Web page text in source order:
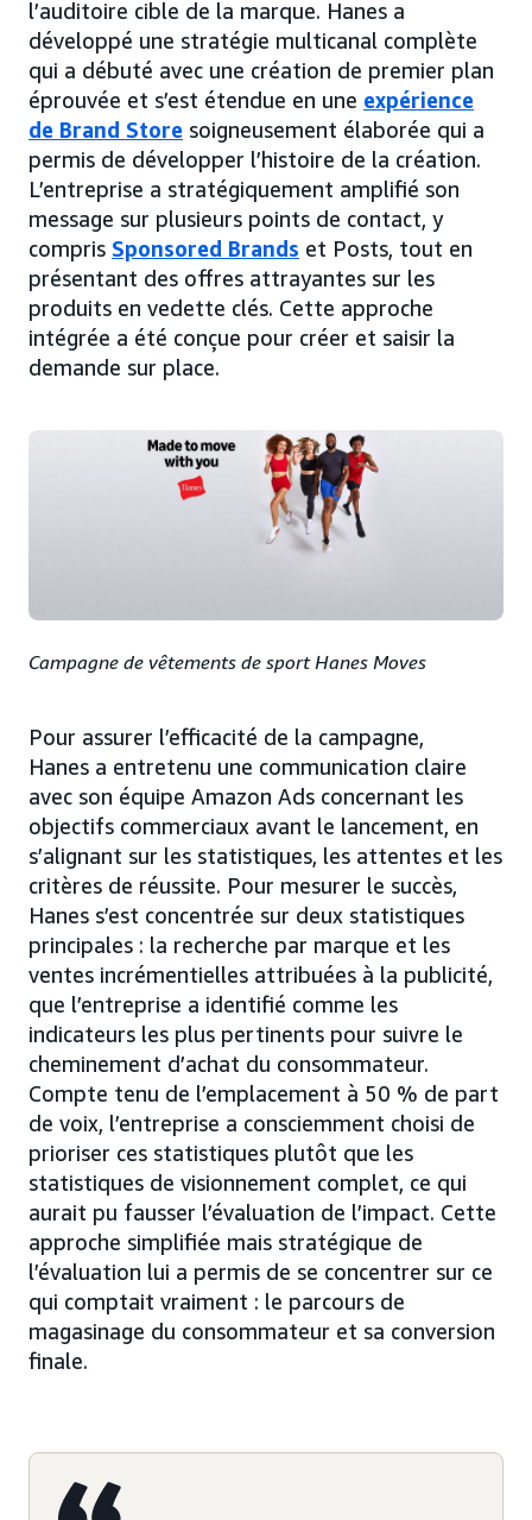
l’auditoire cible de la marque. Hanes a
développé une stratégie multicanal complète
qui a débuté avec une création de premier plan
éprouvée et s’est étendue en une expérience
de Brand Store soigneusement élaborée qui a
permis de développer l’histoire de la création.
L’entreprise a stratégiquement amplifié son
message sur plusieurs points de contact, y
compris Sponsored Brands et Posts, tout en
présentant des offres attrayantes sur les
produits en vedette clés. Cette approche
intégrée a été conçue pour créer et saisir la
demande sur place.
Campagne de vêtements de sport Hanes Moves
Pour assurer l’efficacité de la campagne,
Hanes a entretenu une communication claire
avec son équipe Amazon Ads concernant les
objectifs commerciaux avant le lancement, en
s’alignant sur les statistiques, les attentes et les
critères de réussite. Pour mesurer le succès,
Hanes s’est concentrée sur deux statistiques
principales : la recherche par marque et les
ventes incrémentielles attribuées à la publicité,
que l’entreprise a identifié comme les
indicateurs les plus pertinents pour suivre le
cheminement d’achat du consommateur.
Compte tenu de l’emplacement à 50 % de part
de voix, l’entreprise a consciemment choisi de
prioriser ces statistiques plutôt que les
statistiques de visionnement complet, ce qui
aurait pu fausser l’évaluation de l’impact. Cette
approche simplifiée mais stratégique de
l’évaluation lui a permis de se concentrer sur ce
qui comptait vraiment : le parcours de
magasinage du consommateur et sa conversion
finale.